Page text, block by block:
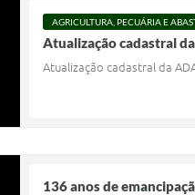
AGRICULTURA, PECUÁRIA E
Atualização cadastral
Atualização cadastral da
136 anos de